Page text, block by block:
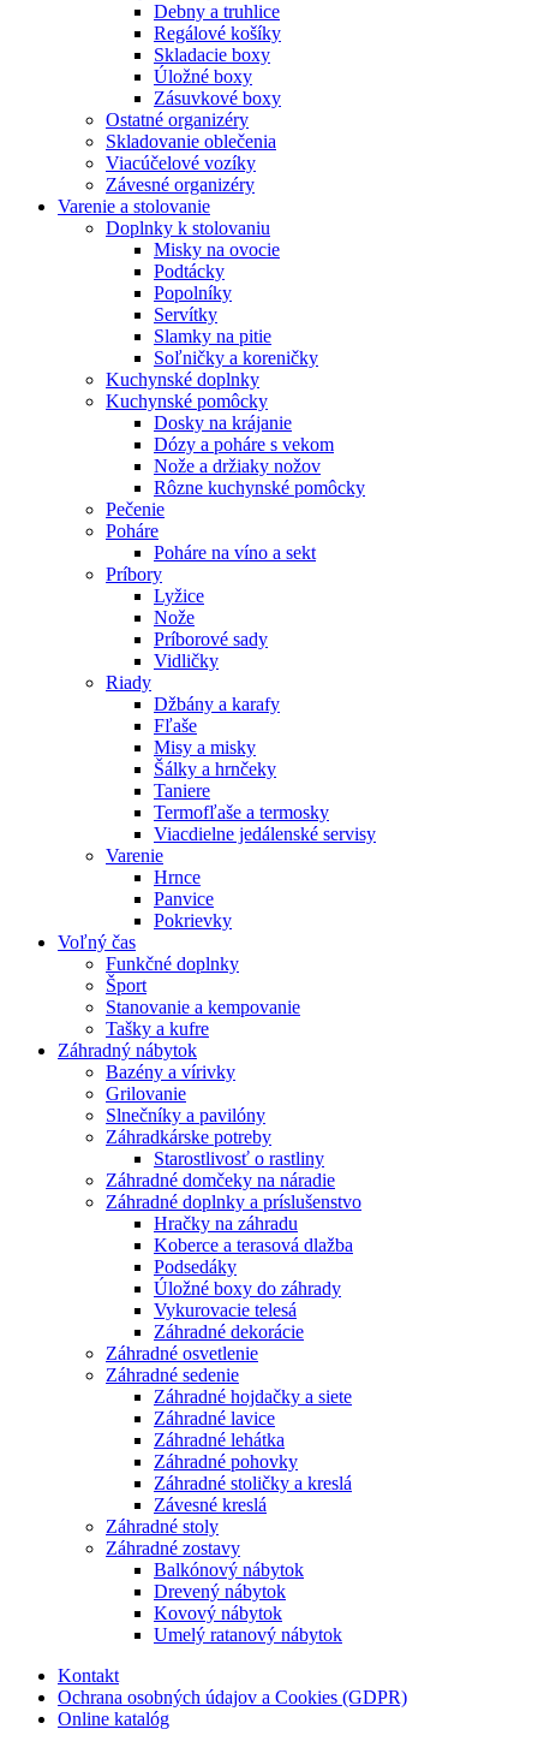
Debny a truhlice
Regálové košíky
Skladacie boxy
Úložné boxy
Zásuvkové boxy
Ostatné organizéry
Skladovanie oblečenia
Viacúčelové vozíky
Závesné organizéry
Varenie a stolovanie
Doplnky k stolovaniu
Misky na ovocie
Podtácky
Popolníky
Servítky
Slamky na pitie
Soľničky a koreničky
Kuchynské doplnky
Kuchynské pomôcky
Dosky na krájanie
Dózy a poháre s vekom
Nože a držiaky nožov
Rôzne kuchynské pomôcky
Pečenie
Poháre
Poháre na víno a sekt
Príbory
Lyžice
Nože
Príborové sady
Vidličky
Riady
Džbány a karafy
Fľaše
Misy a misky
Šálky a hrnčeky
Taniere
Termofľaše a termosky
Viacdielne jedálenské servisy
Varenie
Hrnce
Panvice
Pokrievky
Voľný čas
Funkčné doplnky
Šport
Stanovanie a kempovanie
Tašky a kufre
Záhradný nábytok
Bazény a vírivky
Grilovanie
Slnečníky a pavilóny
Záhradkárske potreby
Starostlivosť o rastliny
Záhradné domčeky na náradie
Záhradné doplnky a príslušenstvo
Hračky na záhradu
Koberce a terasová dlažba
Podsedáky
Úložné boxy do záhrady
Vykurovacie telesá
Záhradné dekorácie
Záhradné osvetlenie
Záhradné sedenie
Záhradné hojdačky a siete
Záhradné lavice
Záhradné lehátka
Záhradné pohovky
Záhradné stoličky a kreslá
Závesné kreslá
Záhradné stoly
Záhradné zostavy
Balkónový nábytok
Drevený nábytok
Kovový nábytok
Umelý ratanový nábytok
Kontakt
Ochrana osobných údajov a Cookies (GDPR)
Online katalóg